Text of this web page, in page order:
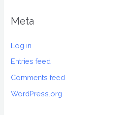
Meta
Log in
Entries feed
Comments feed
WordPress.org